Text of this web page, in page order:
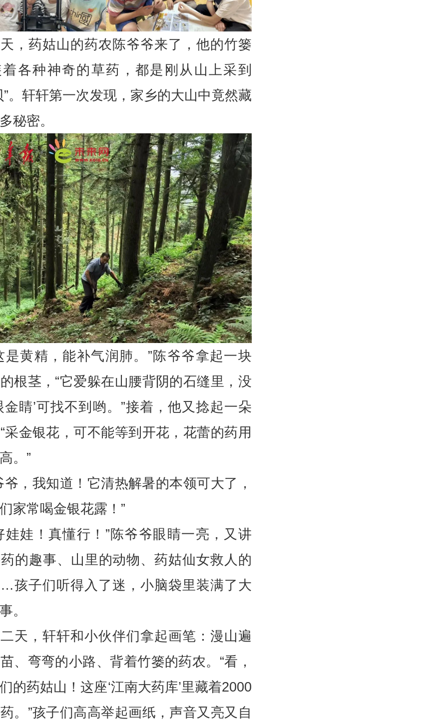
，药姑山的药农陈爷爷来了，他的竹篓
着各种神奇的草药，都是刚从山上采到
”。轩轩第一次发现，家乡的大山中竟然藏
秘密。
是黄精，能补气润肺。”陈爷爷拿起一块
根茎，“它爱躲在山腰背阴的石缝里，没
金睛’可找不到哟。”接着，他又捻起一朵
采金银花，可不能等到开花，花蕾的药用
。”
爷，我知道！它清热解暑的本领可大了，
家常喝金银花露！”
娃娃！真懂行！”陈爷爷眼睛一亮，又讲
的趣事、山里的动物、药姑仙女救人的
孩子们听得入了迷，小脑袋里装满了大
。
天，轩轩和小伙伴们拿起画笔：漫山遍
、弯弯的小路、背着竹篓的药农。“看，
的药姑山！这座‘江南大药库’里藏着2000
。”孩子们高高举起画纸，声音又亮又自